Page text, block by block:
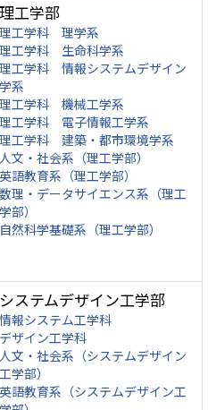
理工学部
理工学科 理学系
理工学科 生命科学系
理工学科 情報システムデザイン
学系
理工学科 機械工学系
理工学科 電子情報工学系
理工学科 建築・都市環境学系
人文・社会系（理工学部）
英語教育系（理工学部）
数理・データサイエンス系（理工
学部）
自然科学基礎系（理工学部）
システムデザイン工学部
情報システム工学科
デザイン工学科
人文・社会系（システムデザイン
工学部）
英語教育系（システムデザイン工